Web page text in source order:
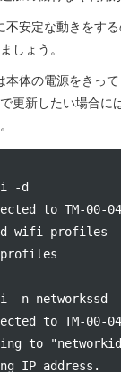
不安定な動きをす
しょう。
本体の電源をきっ
更新したい場合に
-d
to TM-00-
wifi profiles
n networkssd -
to TM-00-
to
IP address.